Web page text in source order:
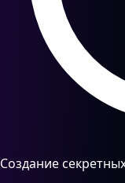
Создание